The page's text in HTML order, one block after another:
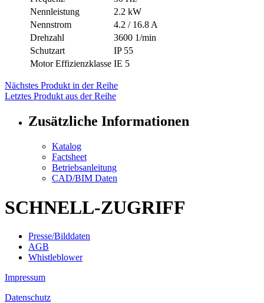
Nennleistung
2.2 kW
Nennstrom
4.2 / 16.8 A
Drehzahl
3600 1/min
Schutzart
IP 55
Motor Effizienzklasse IE 5
Nächstes Produkt in der Reihe
Letztes Produkt aus der Reihe
Zusätzliche Informationen
Katalog
Factsheet
Betriebsanleitung
CAD/BIM Daten
SCHNELL-ZUGRIFF
Presse/Bilddaten
AGB
Whistleblower
Impressum
Datenschutz